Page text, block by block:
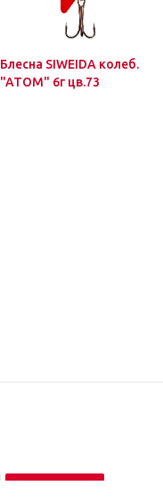
Блесна SIWEIDA колеб.
"ATOM" 6г цв.73